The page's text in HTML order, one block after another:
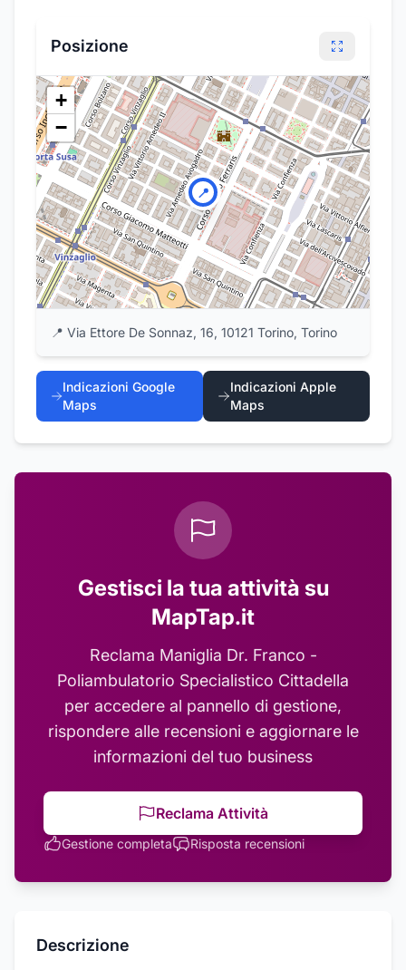
Posizione
📍
+
−
📍 Via Ettore De Sonnaz, 16, 10121 Torino, Torino
Indicazioni Google
Maps
Indicazioni Apple
Maps
Gestisci la tua attività su
MapTap.it
Reclama Maniglia Dr. Franco -
Poliambulatorio Specialistico Cittadella
per accedere al pannello di gestione,
rispondere alle recensioni e aggiornare le
informazioni del tuo business
Reclama Attività
Gestione completa Risposta recensioni
Descrizione